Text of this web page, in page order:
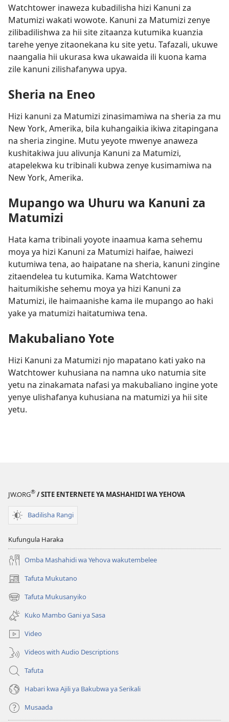
Watchtower inaweza kubadilisha hizi Kanuni za
Matumizi wakati wowote. Kanuni za Matumizi zenye
zilibadilishwa za hii site zitaanza kutumika kuanzia
tarehe yenye zitaonekana ku site yetu. Tafazali, ukuwe
naangalia hii ukurasa kwa ukawaida ili kuona kama
zile kanuni zilishafanywa upya.
Sheria na Eneo
Hizi kanuni za Matumizi zinasimamiwa na sheria za mu
New York, Amerika, bila kuhangaikia ikiwa zitapingana
na sheria zingine. Mutu yeyote mwenye anaweza
kushitakiwa juu alivunja Kanuni za Matumizi,
atapelekwa ku tribinali kubwa zenye kusimamiwa na
New York, Amerika.
Mupango wa Uhuru wa Kanuni za
Matumizi
Hata kama tribinali yoyote inaamua kama sehemu
moya ya hizi Kanuni za Matumizi haifae, haiwezi
kutumiwa tena, ao haipatane na sheria, kanuni zingine
zitaendelea tu kutumika. Kama Watchtower
haitumikishe sehemu moya ya hizi Kanuni za
Matumizi, ile haimaanishe kama ile mupango ao haki
yake ya matumizi haitatumiwa tena.
Makubaliano Yote
Hizi Kanuni za Matumizi njo mapatano kati yako na
Watchtower kuhusiana na namna uko natumia site
yetu na zinakamata nafasi ya makubaliano ingine yote
yenye ulishafanya kuhusiana na matumizi ya hii site
yetu.
JW.ORG® / SITE ENTERNETE YA MASHAHIDI WA YEHOVA
Badilisha Rangi
Kufungula Haraka
Omba Mashahidi wa Yehova wakutembelee
Tafuta Mukutano
(opens
new
window)
Tafuta Mukusanyiko
(opens
new
window)
Kuko Mambo Gani ya Sasa
Video
Videos with Audio Descriptions
Tafuta
Habari kwa Ajili ya Bakubwa ya Serikali
Musaada